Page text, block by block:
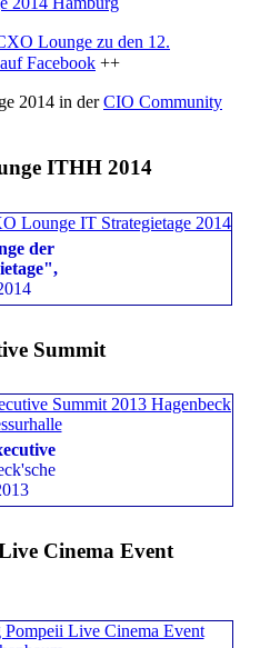
Lounge zu den 12.
Facebook ++
2014 in derCIO Community
ITHH 2014
der
Summit
Cinema Event